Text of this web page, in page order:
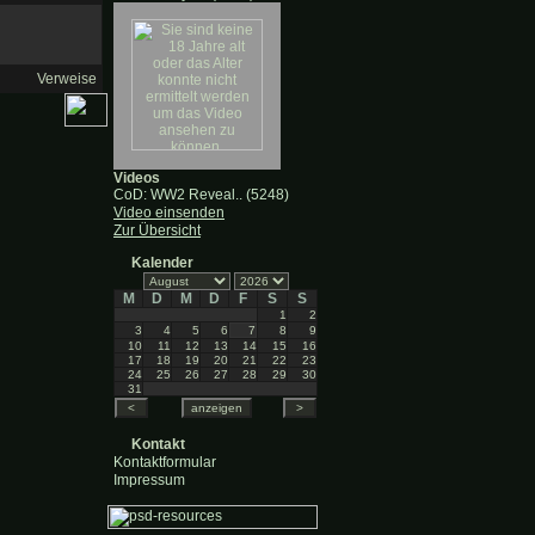
Verweise
Videos
CoD: WW2 Reveal.. (5248)
Video einsenden
Zur Übersicht
Kalender
M D M D F S S
1
2
3
4 5 6 7 8
9
10
11 12 13 14 15
16
17
18 19 20 21 22
23
24
25 26 27 28 29
30
31
Kontakt
Kontaktformular
Impressum